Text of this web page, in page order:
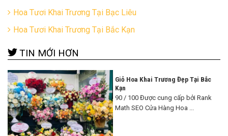
Hoa Tươi Khai Trương Tại Bạc Liêu
Hoa Tươi Khai Trương Tại Bắc Kạn
TIN MỚI HƠN
Giỏ Hoa Khai Trương Đẹp Tại Bắc
Kạn
90 / 100 Được cung cấp bởi Rank
Math SEO Cửa Hàng Hoa ...